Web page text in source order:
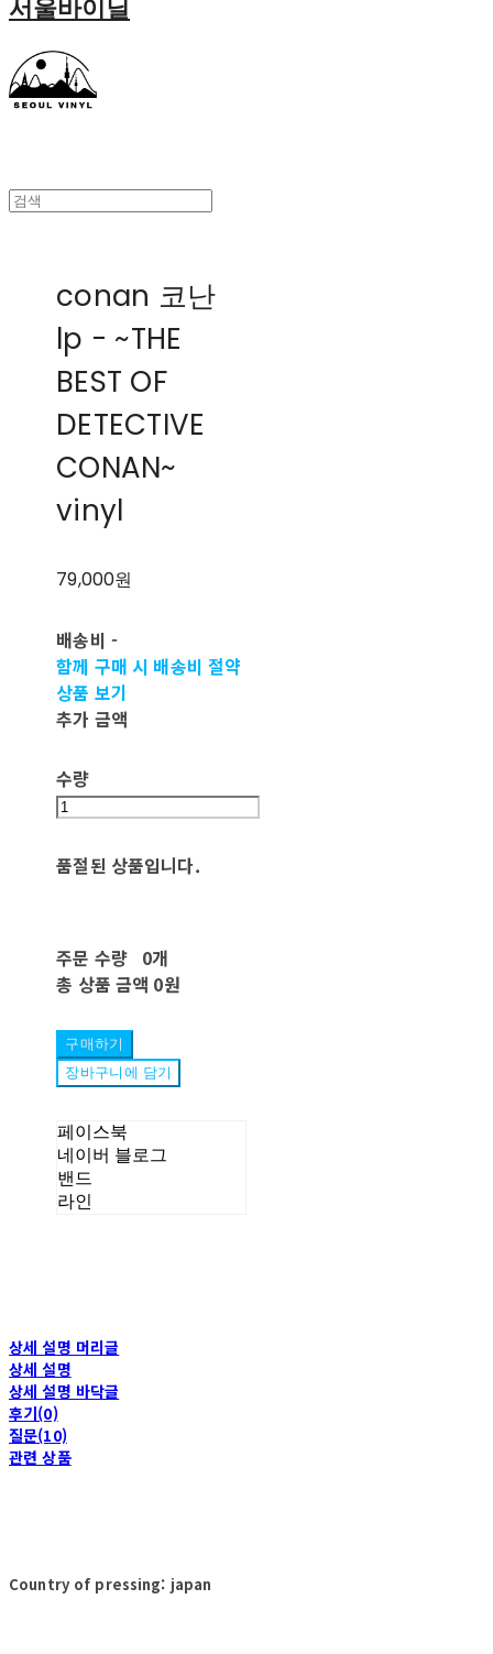
서울바이닐
conan 코난
lp - ~THE
BEST OF
DETECTIVE
CONAN~
vinyl
79,000원
배송비 -
함께 구매 시 배송비 절약
상품 보기
추가 금액
수량
품절된 상품입니다.
주문 수량 0개
총 상품 금액 0원
구매하기
장바구니에 담기
페이스북
네이버 블로그
밴드
라인
상세 설명 머리글
상세 설명
상세 설명 바닥글
후기(0)
질문(10)
관련 상품
Country of pressing: japan